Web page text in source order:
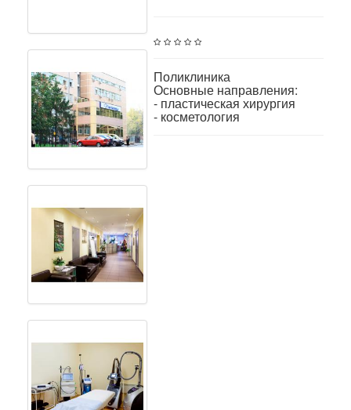
Поликлиника
Основные направления:
- пластическая хирургия
- косметология